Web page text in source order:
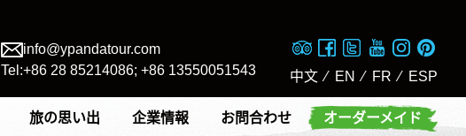
中文 ⁄ EN ⁄ FR ⁄ ESP
info@ypandatour.com
Tel:+86 28 85214086; +86 13550051543
旅の思い出 企業情報 お問合わせ オーダーメイド